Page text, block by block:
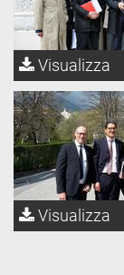
Visualizza
Visualizza